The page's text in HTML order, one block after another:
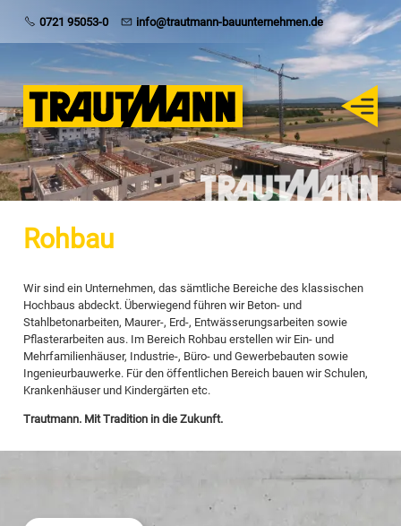
0721 95053-0 info@trautmann-bauunternehmen.de
Trautmann
Rohbau
Schlüsselfertig
Karriere
Rohbau
Wir sind ein Unternehmen, das sämtliche Bereiche des klassischen
Hochbaus abdeckt. Überwiegend führen wir Beton- und
Stahlbetonarbeiten, Maurer-, Erd-, Entwässerungsarbeiten sowie
Pflasterarbeiten aus. Im Bereich Rohbau erstellen wir Ein- und
Mehrfamilienhäuser, Industrie-, Büro- und Gewerbebauten sowie
Ingenieurbauwerke. Für den öffentlichen Bereich bauen wir Schulen,
Krankenhäuser und Kindergärten etc.
Trautmann. Mit Tradition in die Zukunft.